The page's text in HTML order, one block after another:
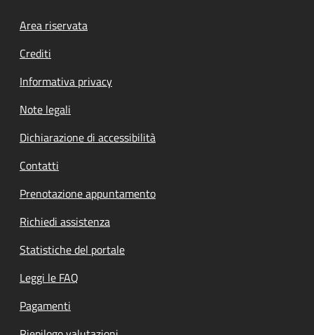
Footer menu
Area riservata
Crediti
Informativa privacy
Note legali
Dichiarazione di accessibilità
Contatti
Prenotazione appuntamento
Richiedi assistenza
Statistiche del portale
Leggi le FAQ
Pagamenti